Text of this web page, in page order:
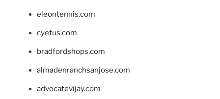
eleontennis.com
cyetus.com
bradfordshops.com
almadenranchsanjose.com
advocatevijay.com